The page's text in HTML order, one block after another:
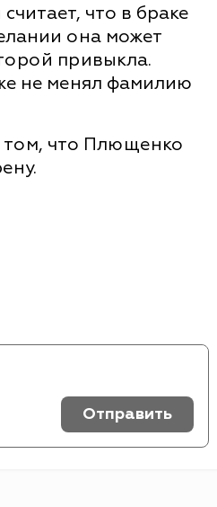
что в браке
она может
привыкла.
не менял фамилию
том, что Плющенко
Отправить